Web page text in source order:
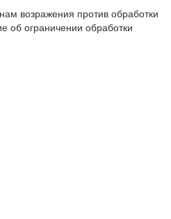
возражения против обработки
об ограничении обработки